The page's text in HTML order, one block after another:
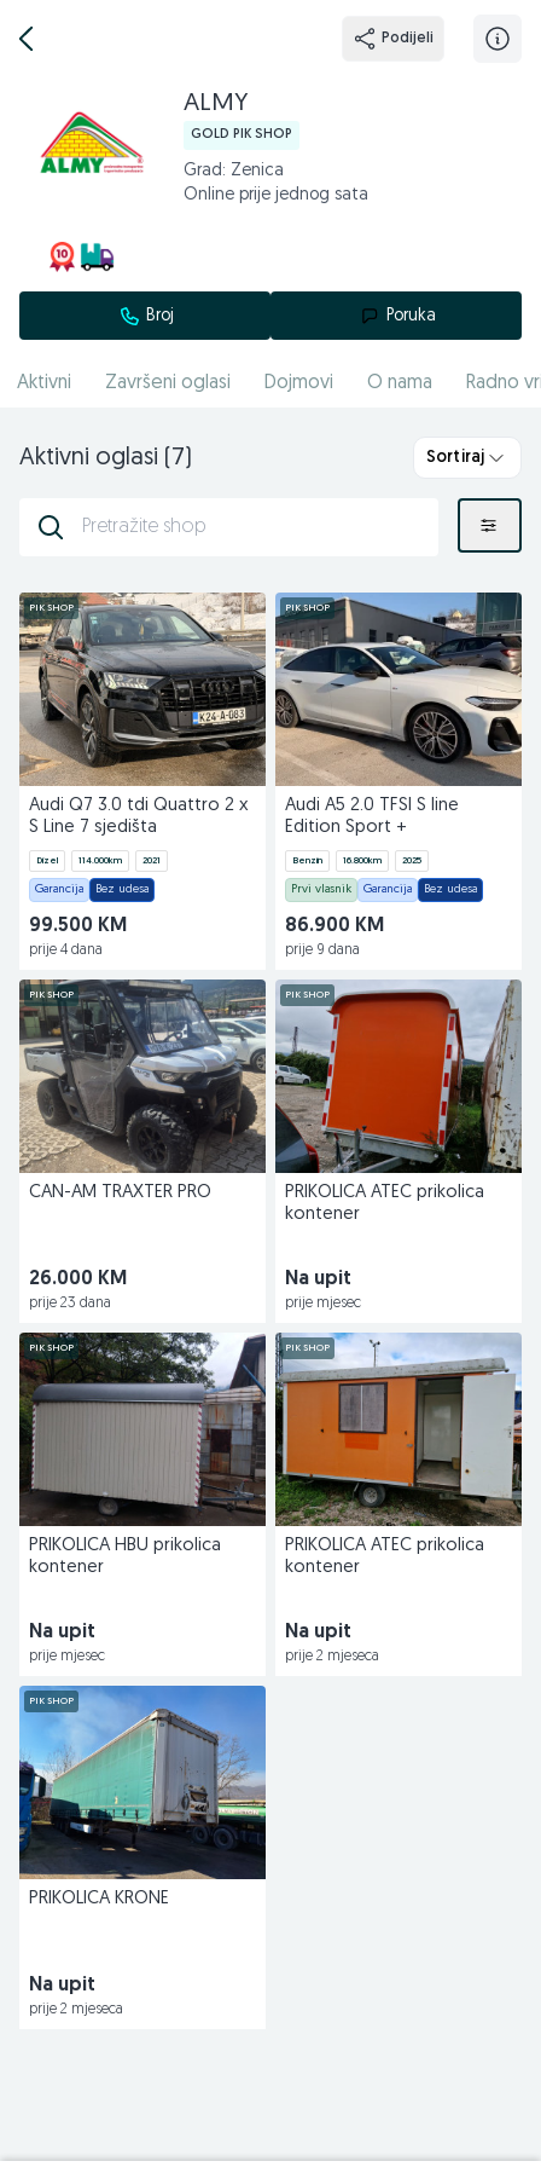
Podijeli
ALMY
GOLD PIK SHOP
Grad: Zenica
Online prije jednog sata
Broj Poruka
Aktivni Završeni oglasi Dojmovi O nama Radno
Aktivni oglasi (7) Sortiraj
PIK SHOP
Audi Q7 3.0 tdi Quattro 2 x
S Line 7 sjedišta
Dizel 114.000km 2021
Garancija Bez udesa
99.500 KM
prije 4 dana
PIK SHOP
Audi A5 2.0 TFSI S line
Edition Sport +
Benzin 16.800km 2025
Prvi vlasnik Garancija Bez udesa
86.900 KM
prije 9 dana
PIK SHOP
CAN-AM TRAXTER PRO
26.000 KM
prije 23 dana
PIK SHOP
PRIKOLICA ATEC prikolica
kontener
Na upit
prije mjesec
PIK SHOP
PRIKOLICA HBU prikolica
kontener
Na upit
prije mjesec
PIK SHOP
PRIKOLICA ATEC prikolica
kontener
Na upit
prije 2 mjeseca
PIK SHOP
PRIKOLICA KRONE
Na upit
prije 2 mjeseca